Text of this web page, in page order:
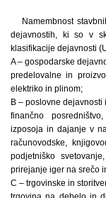
Namembnost
dejavnostih, ki so v
klasifikacije dejavnosti
A – gospodarske
predelovalne in
elektriko in plinom;
B – poslovne dejavnosti
finančno
izposoja in dajanje v
računovodske,
podjetniško
prirejanje iger na srečo
C – trgovinske in